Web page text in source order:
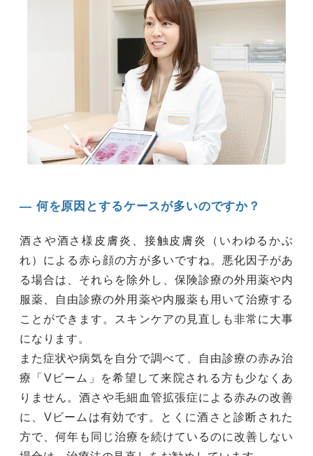
― 何を原因とするケースが多いのですか？
酒さや酒さ様皮膚炎、接触皮膚炎（いわゆるかぶ
れ）による赤ら顔の方が多いですね。悪化因子があ
る場合は、それらを除外し、保険診療の外用薬や内
服薬、自由診療の外用薬や内服薬も用いて治療する
ことができます。スキンケアの見直しも非常に大事
になります。
また症状や病気を自分で調べて、自由診療の赤み治
療「Vビーム」を希望して来院される方も少なくあ
りません。酒さや毛細血管拡張症による赤みの改善
に、Vビームは有効です。とくに酒さと診断された
方で、何年も同じ治療を続けているのに改善しない